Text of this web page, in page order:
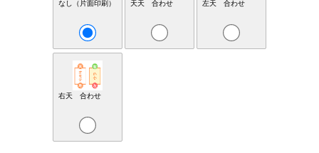
なし（片面印刷） 天天 合わせ 左天 合わせ
右天 合わせ